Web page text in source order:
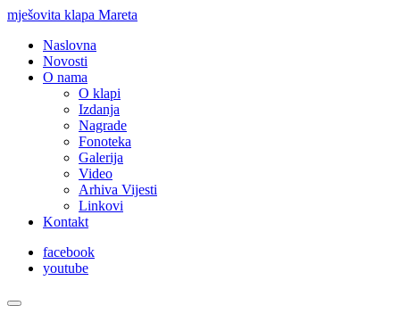
mješovita klapa Mareta
Naslovna
Novosti
O nama
O klapi
Izdanja
Nagrade
Fonoteka
Galerija
Video
Arhiva Vijesti
Linkovi
Kontakt
facebook
youtube